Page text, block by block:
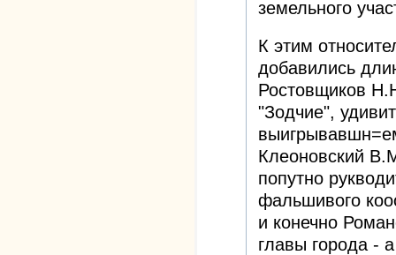
земельного
К этим
добавились
Ростовщиков
"Зодчие",
Клеоновский
попутно
фальшивого
и конечно
главы города -